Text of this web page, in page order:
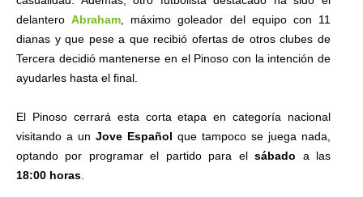
delanteroAbraham , máximo goleador del equipo con 11
dianas y que pese a que recibió ofertas de otros clubes de
Tercera decidió mantenerse en el Pinoso con la intención de
ayudarles hasta el final.
El Pinoso cerrará esta corta etapa en categoría nacional
visitando a un Jove Español que tampoco se juega nada,
optando por programar el partido para elsábado a las
18:00 horas